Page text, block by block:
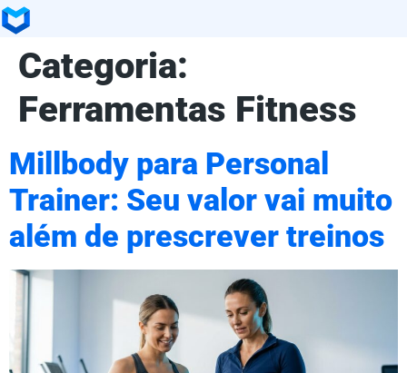
Categoria:
Ferramentas Fitness
Millbody para Personal
Trainer: Seu valor vai muito
além de prescrever treinos